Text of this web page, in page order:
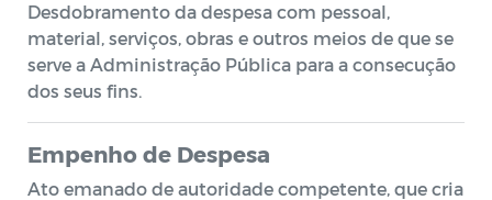
Desdobramento da despesa com pessoal,
material, serviços, obras e outros meios de que se
serve a Administração Pública para a consecução
dos seus fins.
Empenho de Despesa
Ato emanado de autoridade competente, que cria